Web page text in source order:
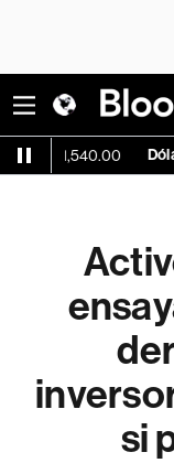
Dólar CCL
si